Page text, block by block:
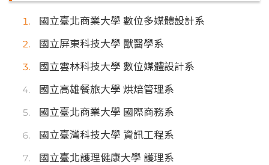
國立臺北商業大學 數位多媒體設計系
國立屏東科技大學 獸醫學系
國立雲林科技大學 數位媒體設計系
國立高雄餐旅大學 烘焙管理系
國立臺北商業大學 國際商務系
國立臺灣科技大學 資訊工程系
國立臺北護理健康大學 護理系